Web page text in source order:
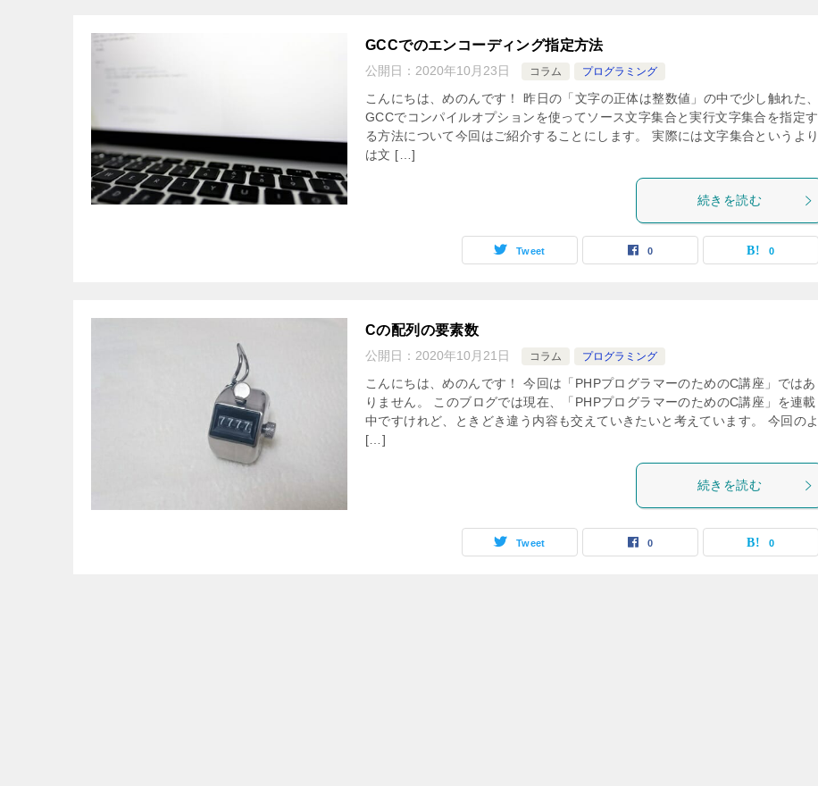
GCCでのエンコーディング指定方法
公開日： 2020年10月23日 コラム プログラミング
こんにちは、めのんです！ 昨日の「文字の正体は整数値」の中で少し触れた、
GCCでコンパイルオプションを使ってソース文字集合と実行文字集合を指定す
る方法について今回はご紹介することにします。 実際には文字集合というより
は文 […]
続きを読む
Tweet 0 0
Cの配列の要素数
公開日： 2020年10月21日 コラム プログラミング
こんにちは、めのんです！ 今回は「PHPプログラマーのためのC講座」ではあ
りません。 このブログでは現在、「PHPプログラマーのためのC講座」を連載
中ですけれど、ときどき違う内容も交えていきたいと考えています。 今回のよ
[…]
続きを読む
Tweet 0 0